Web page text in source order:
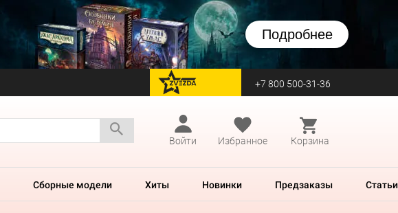
Подробнее
перейти на Zvezda +7 800 500-31-36
Войти
Избранное Корзина
Сборные модели Хиты Новинки Предзаказы Статьи